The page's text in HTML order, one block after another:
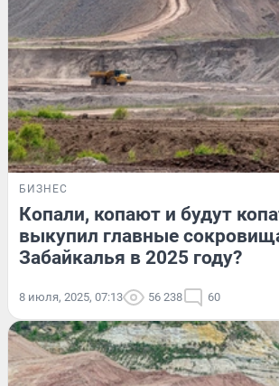
БИЗНЕС
Копали, копают и будут
выкупил главные
Забайкалья в 2025 году?
8 июля, 2025, 07:13 56 238 60